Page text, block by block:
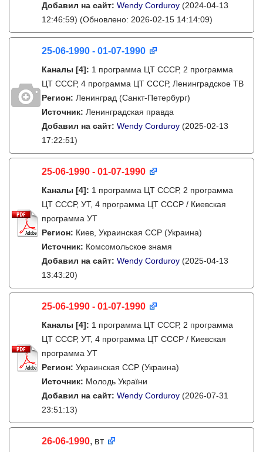
Добавил на сайт: Wendy Corduroy (2024-04-13
12:46:59) (Обновлено: 2026-02-15 14:14:09)
25-06-1990 - 01-07-1990
Каналы [4]: 1 программа ЦТ СССР, 2 программа
ЦТ СССР, 4 программа ЦТ СССР, Ленинградское ТВ
Регион: Ленинград (Санкт-Петербург)
Источник: Ленинградская правда
Добавил на сайт: Wendy Corduroy (2025-02-13
17:22:51)
25-06-1990 - 01-07-1990
Каналы [4]: 1 программа ЦТ СССР, 2 программа
ЦТ СССР, УТ, 4 программа ЦТ СССР / Киевская
программа УТ
Регион: Киев, Украинская ССР (Украина)
Источник: Комсомольское знамя
Добавил на сайт: Wendy Corduroy (2025-04-13
13:43:20)
25-06-1990 - 01-07-1990
Каналы [4]: 1 программа ЦТ СССР, 2 программа
ЦТ СССР, УТ, 4 программа ЦТ СССР / Киевская
программа УТ
Регион: Украинская ССР (Украина)
Источник: Молодь України
Добавил на сайт: Wendy Corduroy (2026-07-31
23:51:13)
26-06-1990, вт